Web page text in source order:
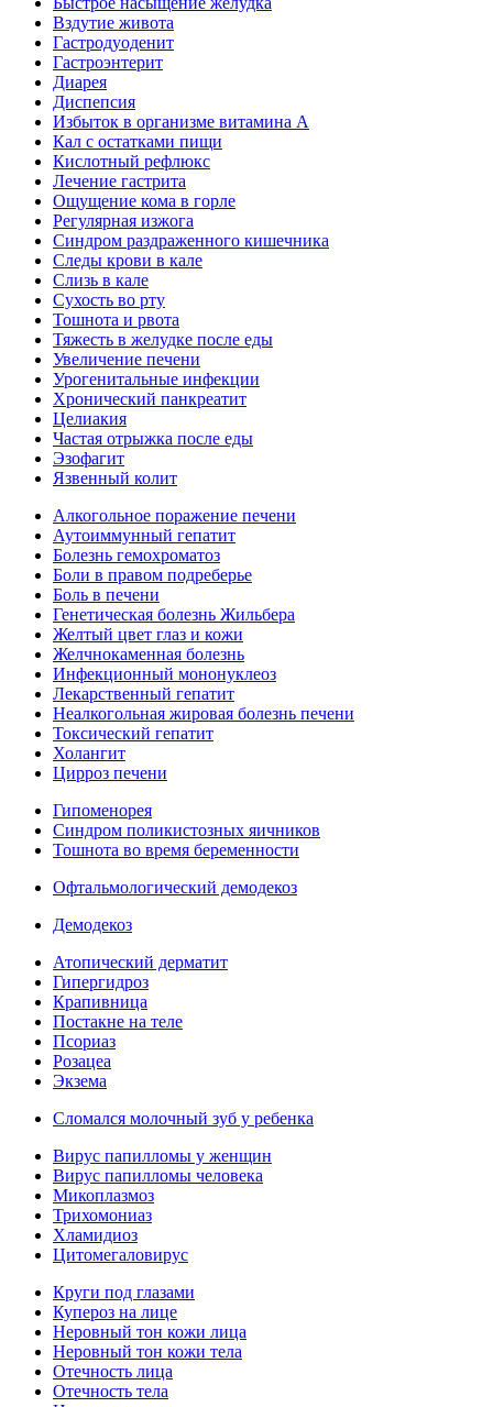
Вздутие живота
Гастродуоденит
Гастроэнтерит
Диарея
Диспепсия
Избыток в организме витамина А
Кал с остатками пищи
Кислотный рефлюкс
Лечение гастрита
Ощущение кома в горле
Регулярная изжога
Синдром раздраженного кишечника
Следы крови в кале
Слизь в кале
Сухость во рту
Тошнота и рвота
Тяжесть в желудке после еды
Увеличение печени
Урогенитальные инфекции
Хронический панкреатит
Целиакия
Частая отрыжка после еды
Эзофагит
Язвенный колит
Алкогольное поражение печени
Аутоиммунный гепатит
Болезнь гемохроматоз
Боли в правом подреберье
Боль в печени
Генетическая болезнь Жильбера
Желтый цвет глаз и кожи
Желчнокаменная болезнь
Инфекционный мононуклеоз
Лекарственный гепатит
Неалкогольная жировая болезнь печени
Токсический гепатит
Холангит
Цирроз печени
Гипоменорея
Синдром поликистозных яичников
Тошнота во время беременности
Офтальмологический демодекоз
Демодекоз
Атопический дерматит
Гипергидроз
Крапивница
Постакне на теле
Псориаз
Розацеа
Экзема
Сломался молочный зуб у ребенка
Вирус папилломы у женщин
Вирус папилломы человека
Микоплазмоз
Трихомониаз
Хламидиоз
Цитомегаловирус
Круги под глазами
Купероз на лице
Неровный тон кожи лица
Неровный тон кожи тела
Отечность лица
Отечность тела